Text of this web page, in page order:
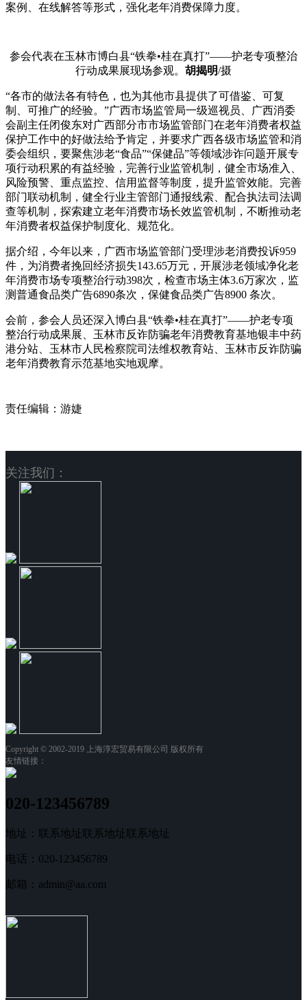
案例、在线解答等形式，强化老年消费保障力度。
参会代表在玉林市博白县“铁拳•桂在真打”——护老专项整治
行动成果展现场参观。 胡揭明/摄
“各市的做法各有特色，也为其他市县提供了可借鉴、可复
制、可推广的经验。”广西市场监管局一级巡视员、广西消委
会副主任闭俊东对广西部分市市场监管部门在老年消费者权益
保护工作中的好做法给予肯定，并要求广西各级市场监管和消
委会组织，要聚焦涉老“食品”“保健品”等领域涉诈问题开展专
项行动积累的有益经验，完善行业监管机制，健全市场准入、
风险预警、重点监控、信用监督等制度，提升监管效能。完善
部门联动机制，健全行业主管部门通报线索、配合执法司法调
查等机制，探索建立老年消费市场长效监管机制，不断推动老
年消费者权益保护制度化、规范化。
据介绍，今年以来，广西市场监管部门受理涉老消费投诉959
件，为消费者挽回经济损失143.65万元，开展涉老领域净化老
年消费市场专项整治行动398次，检查市场主体3.6万家次，监
测普通食品类广告6890条次，保健食品类广告8900 条次。
会前，参会人员还深入博白县“铁拳•桂在真打”——护老专项
整治行动成果展、玉林市反诈防骗老年消费教育基地银丰中药
港分站、玉林市人民检察院司法维权教育站、玉林市反诈防骗
老年消费教育示范基地实地观摩。
责任编辑：游婕
关注我们：
Copyright © 2002-2019 上海淳宏贸易有限公司 版权所有
友情链接：
020-123456789
地址：联系地址联系地址联系地址
电话：020-123456789
邮箱：admin@aa.com